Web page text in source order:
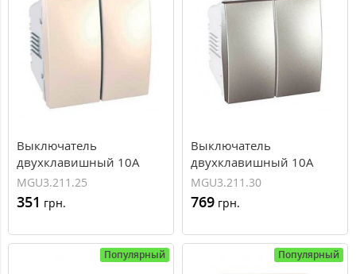
Выключатель
двухклавишный 10А
серия Unica MGU3.211.25
MGU3.211.25
351 грн.
Выключатель
двухклавишный 10А
серия Unica MGU3.211.30
MGU3.211.30
769 грн.
Популярный Популярный